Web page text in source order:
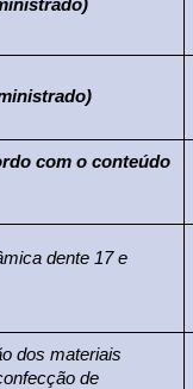
com o conteúdo
dente 17 e
dos materiais
de